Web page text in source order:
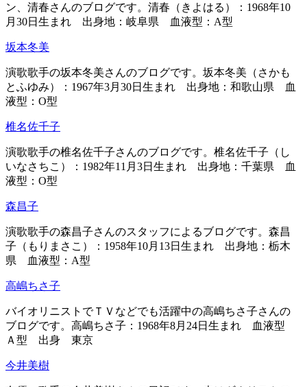
ン、清春さんのブログです。清春（きよはる）：1968年10
月30日生まれ 出身地：岐阜県 血液型：A型
坂本冬美
演歌歌手の坂本冬美さんのブログです。坂本冬美（さかも
とふゆみ）：1967年3月30日生まれ 出身地：和歌山県 血
液型：O型
椎名佐千子
演歌歌手の椎名佐千子さんのブログです。椎名佐千子（し
いなさちこ）：1982年11月3日生まれ 出身地：千葉県 血
液型：O型
森昌子
演歌歌手の森昌子さんのスタッフによるブログです。森昌
子（もりまさこ）：1958年10月13日生まれ 出身地：栃木
県 血液型：A型
高嶋ちさ子
バイオリニストでＴＶなどでも活躍中の高嶋ちさ子さんの
ブログです。高嶋ちさ子：1968年8月24日生まれ 血液型
Ａ型 出身 東京
今井美樹